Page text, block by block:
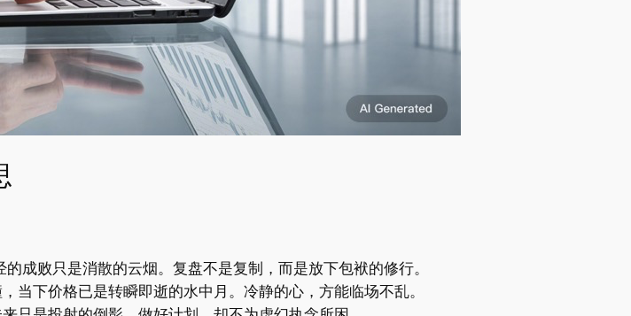
成败只是消散的云烟。复盘不是复制，而是放下包袱的修行。
当下价格已是转瞬即逝的水中月。冷静的心，方能临场不乱。